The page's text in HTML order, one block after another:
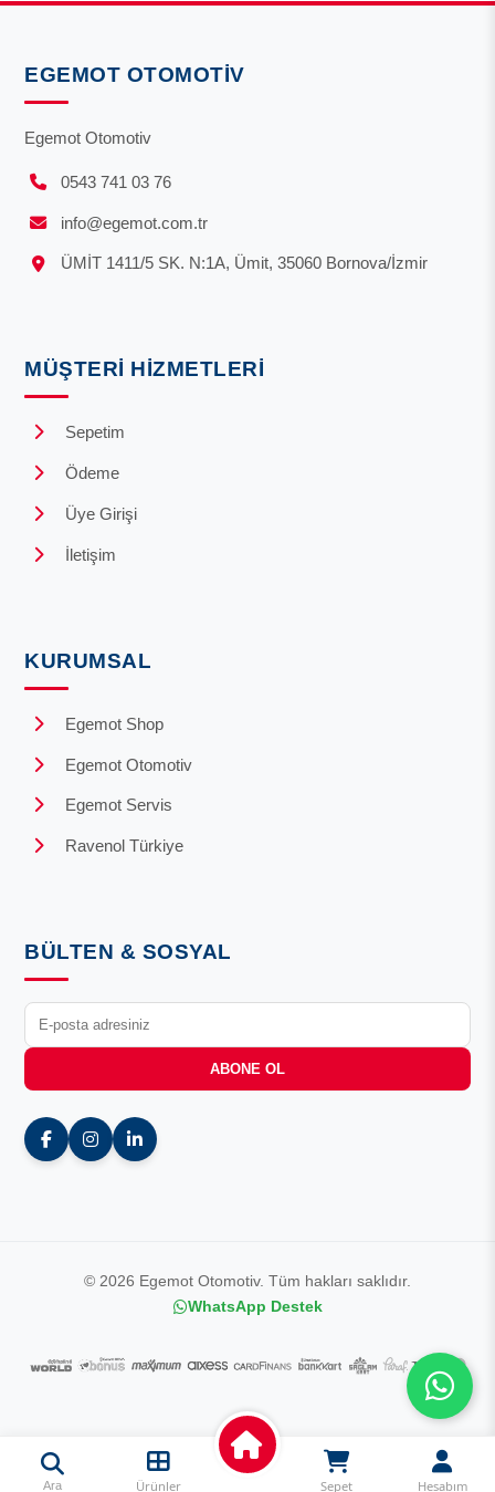
EGEMOT OTOMOTIV
Egemot Otomotiv
0543 741 03 76
info@egemot.com.tr
ÜMİT 1411/5 SK. N:1A, Ümit, 35060 Bornova/İzmir
MÜŞTERI HIZMETLERI
Sepetim
Ödeme
Üye Girişi
İletişim
KURUMSAL
Egemot Shop
Egemot Otomotiv
Egemot Servis
Ravenol Türkiye
BÜLTEN & SOSYAL
ABONE OL
© 2026 Egemot Otomotiv. Tüm hakları saklıdır.
WhatsApp Destek
Ara Ürünler Sepet Hesabım